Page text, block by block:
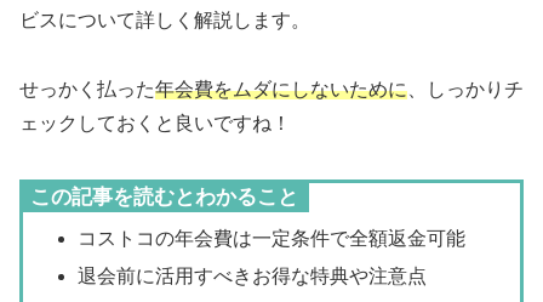
ビスについて詳しく解説します。
せっかく払った年会費をムダにしないために 、しっかりチ
ェックしておくと良いですね！
この記事を読むとわかること
コストコの年会費は一定条件で全額返金可能
退会前に活用すべきお得な特典や注意点